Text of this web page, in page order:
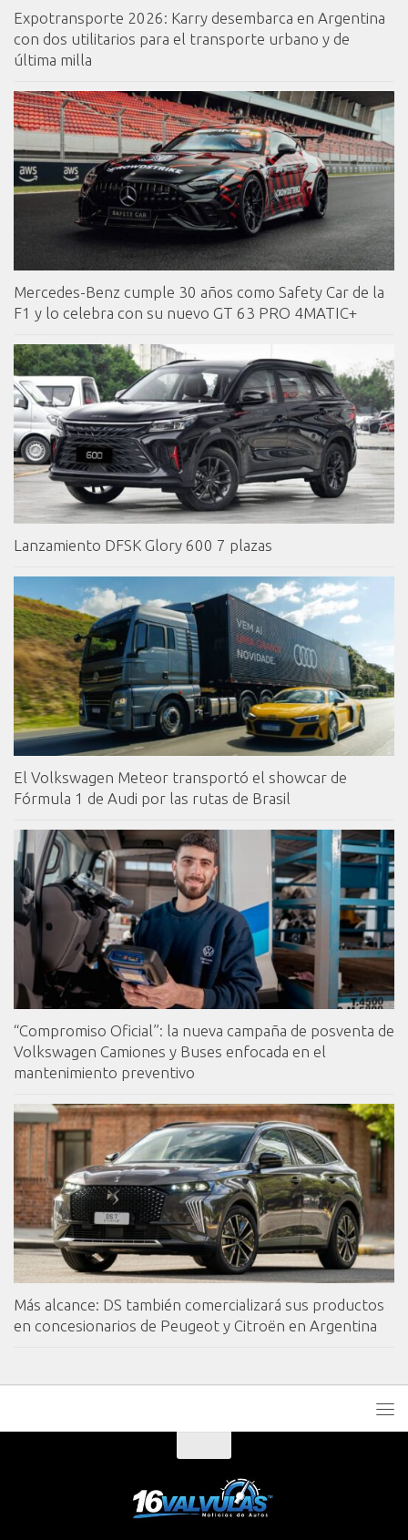
Expotransporte 2026: Karry desembarca en Argentina
con dos utilitarios para el transporte urbano y de
última milla
Mercedes-Benz cumple 30 años como Safety Car de la
F1 y lo celebra con su nuevo GT 63 PRO 4MATIC+
Lanzamiento DFSK Glory 600 7 plazas
El Volkswagen Meteor transportó el showcar de
Fórmula 1 de Audi por las rutas de Brasil
“Compromiso Oficial”: la nueva campaña de posventa de
Volkswagen Camiones y Buses enfocada en el
mantenimiento preventivo
Más alcance: DS también comercializará sus productos
en concesionarios de Peugeot y Citroën en Argentina